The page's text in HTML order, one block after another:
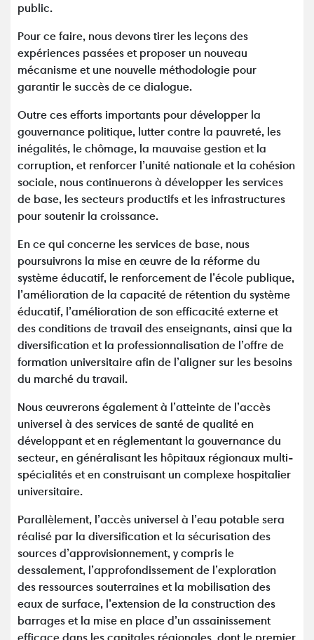
public.
Pour ce faire, nous devons tirer les leçons des
expériences passées et proposer un nouveau
mécanisme et une nouvelle méthodologie pour
garantir le succès de ce dialogue.
Outre ces efforts importants pour développer la
gouvernance politique, lutter contre la pauvreté, les
inégalités, le chômage, la mauvaise gestion et la
corruption, et renforcer l’unité nationale et la cohésion
sociale, nous continuerons à développer les services
de base, les secteurs productifs et les infrastructures
pour soutenir la croissance.
En ce qui concerne les services de base, nous
poursuivrons la mise en œuvre de la réforme du
système éducatif, le renforcement de l’école publique,
l’amélioration de la capacité de rétention du système
éducatif, l’amélioration de son efficacité externe et
des conditions de travail des enseignants, ainsi que la
diversification et la professionnalisation de l’offre de
formation universitaire afin de l’aligner sur les besoins
du marché du travail.
Nous œuvrerons également à l’atteinte de l’accès
universel à des services de santé de qualité en
développant et en réglementant la gouvernance du
secteur, en généralisant les hôpitaux régionaux multi-
spécialités et en construisant un complexe hospitalier
universitaire.
Parallèlement, l’accès universel à l’eau potable sera
réalisé par la diversification et la sécurisation des
sources d’approvisionnement, y compris le
dessalement, l’approfondissement de l’exploration
des ressources souterraines et la mobilisation des
eaux de surface, l’extension de la construction des
barrages et la mise en place d’un assainissement